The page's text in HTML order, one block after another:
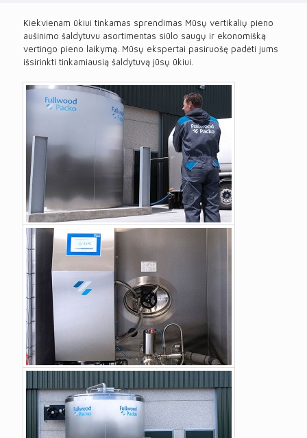
Kiekvienam ūkiui tinkamas sprendimas Mūsų vertikalių pieno
aušinimo šaldytuvu asortimentas siūlo saugų ir ekonomišką
vertingo pieno laikymą. Mūsų ekspertai pasiruošę padėti jums
išsirinkti tinkamiausią šaldytuvą jūsų ūkiui.